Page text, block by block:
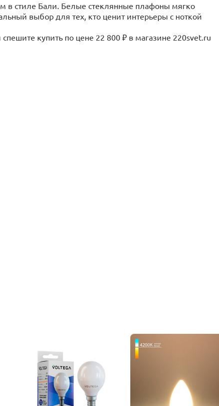
в стиле Бали. Белые стеклянные плафоны мягко
выбор для тех, кто ценит интерьеры с ноткой
купить по цене 22 800 ₽ в магазине 220svet.ru